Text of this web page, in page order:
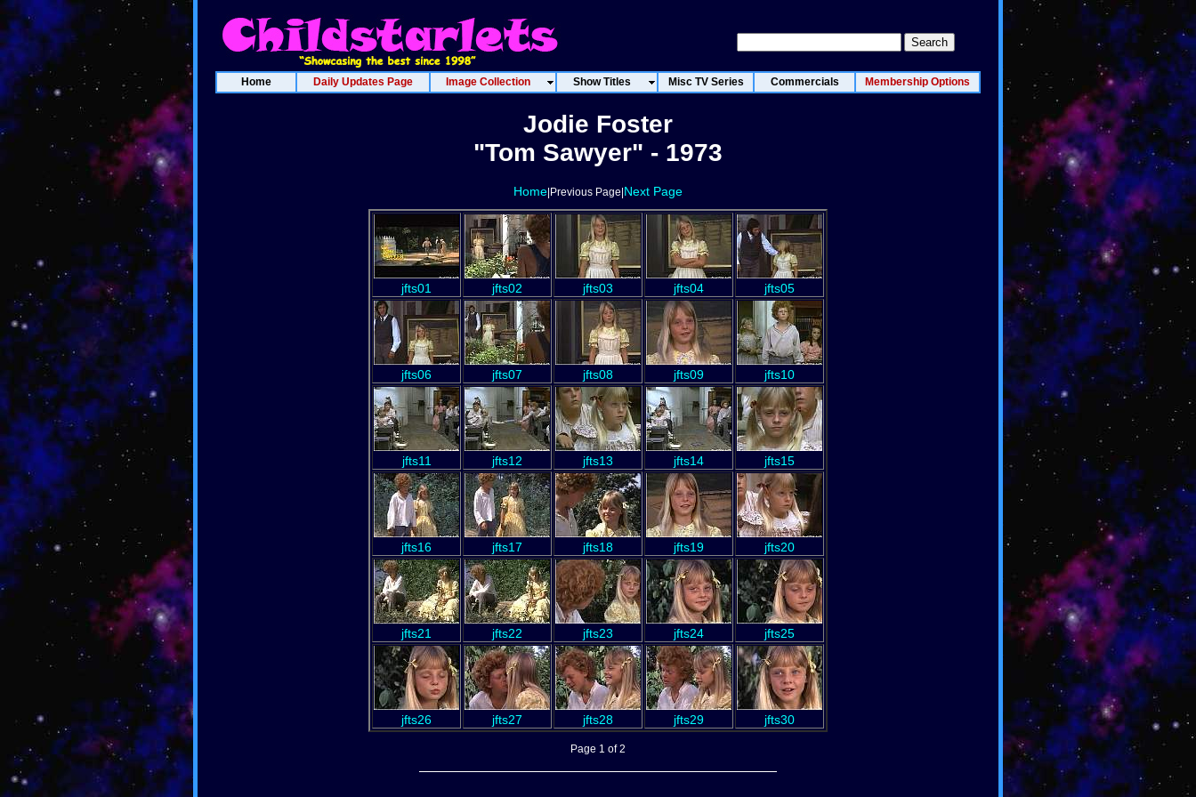
Home Daily Updates Page Image Collection Show Titles Misc TV Series Commercials Membership Options
Jodie Foster
"Tom Sawyer" - 1973
Home|Previous Page|Next Page
jfts01 jfts02 jfts03 jfts04 jfts05
jfts06 jfts07 jfts08 jfts09 jfts10
jfts11 jfts12 jfts13 jfts14 jfts15
jfts16 jfts17 jfts18 jfts19 jfts20
jfts21 jfts22 jfts23 jfts24 jfts25
jfts26 jfts27 jfts28 jfts29 jfts30
Page 1 of 2